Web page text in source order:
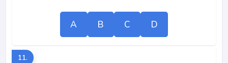
A B C D
11.